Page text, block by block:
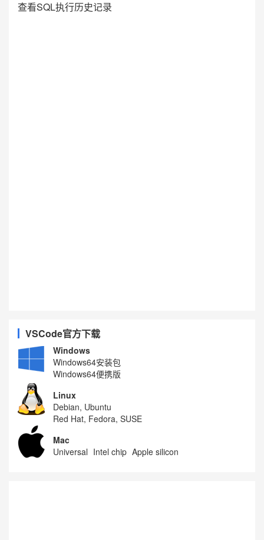
查看SQL执行历史记录
VSCode官方下载
Windows
Windows64安装包
Windows64便携版
Linux
Debian, Ubuntu
Red Hat, Fedora, SUSE
Mac
Universal Intel chip Apple silicon